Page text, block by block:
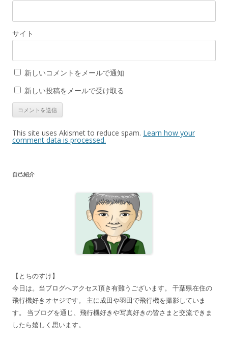
サイト
新しいコメントをメールで通知
新しい投稿をメールで受け取る
This site uses Akismet to reduce spam. Learn how your
comment data is processed.
自己紹介
【とちのすけ】
今日は。当ブログへアクセス頂き有難うございます。 千葉県在住の
飛行機好きオヤジです。 主に成田や羽田で飛行機を撮影していま
す。 当ブログを通じ、飛行機好きや写真好きの皆さまと交流できま
したら嬉しく思います。